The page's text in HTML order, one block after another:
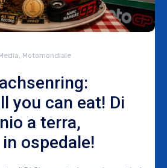
, Motomondiale
you can eat! Di
a terra,
ospedale!